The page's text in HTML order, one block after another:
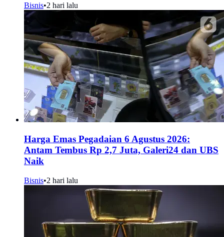
Bisnis•2 hari lalu
Harga Emas Pegadaian 6 Agustus 2026:
Antam Tembus Rp 2,7 Juta, Galeri24 dan UBS
Naik
Bisnis•2 hari lalu